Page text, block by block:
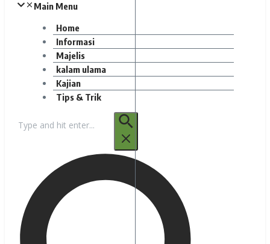
Main Menu
Home
Informasi
Majelis
kalam ulama
Kajian
Tips & Trik
untuk: